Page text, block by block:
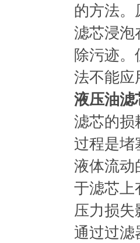
的方法。
滤芯浸泡
除污迹
法不能应
液压油滤
滤芯的损
过程是堵
液体流动
于滤芯上
压力损失
通过过滤